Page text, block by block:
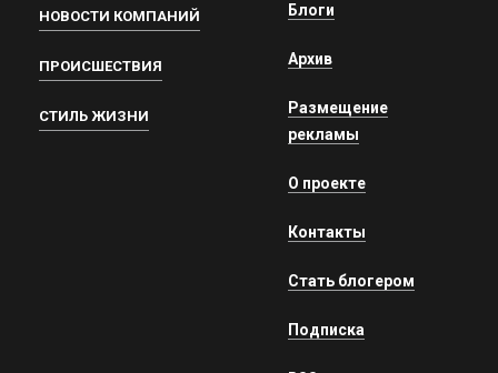
НОВОСТИ КОМПАНИЙ
ПРОИСШЕСТВИЯ
СТИЛЬ ЖИЗНИ
Блоги
Архив
Размещение
рекламы
О проекте
Контакты
Стать блогером
Подписка